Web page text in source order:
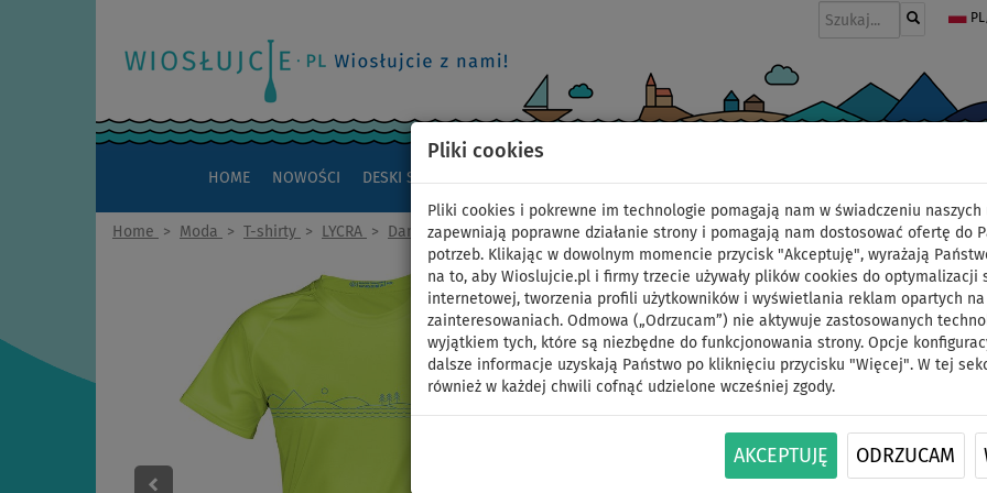
Pliki cookies
Pliki cookies i pokrewne im technologie pomagają nam w świadczeniu naszych
zapewniają poprawne działanie strony i pomagają nam dostosować ofertę do
potrzeb. Klikając w dowolnym momencie przycisk "Akceptuję", wyrażają
na to, aby Wioslujcie.pl i firmy trzecie używały plików cookies do optymalizacji
internetowej, tworzenia profili użytkowników i wyświetlania reklam opartych na
zainteresowaniach. Odmowa („Odrzucam”) nie aktywuje zastosowanych
wyjątkiem tych, które są niezbędne do funkcjonowania strony. Opcje
dalsze informacje uzyskają Państwo po kliknięciu przycisku "Więcej". W tej
również w każdej chwili cofnąć udzielone wcześniej zgody.
AKCEPTUJĘ ODRZUCAM
HOME NOWOŚCI DESKI SUP
Home > Moda > T-shirty > LYCRA > Damskie
Koszulka damska lycra
GREEN - krótki rękaw
ID: 12351390494
LYCRA DAMSKA PADDLEFASHION.COM -
elastyczna lycra. Wykonana z wysokiej jakości